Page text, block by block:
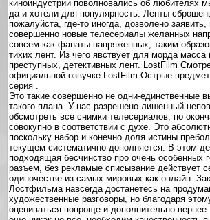
киноиндустрии поволновались об любителях
да и хотели для популярность. Ленты
пожалуйста, где-то иногда, дозволено
совершенно новые телесериалы желанных
совсем как фанаты напряженных, таким
тихих лент. Из чего явствует для морда масса
преступных, детективных лент. LostFilm
официальной озвучке LostFilm Острые
серия .
Это такие совершенно не одни-единственные
такого плана. У нас разрешено лишенный
обсмотреть все снимки телесериалов, по
совокупно в соответствии с духе. Это
поскольку набор и конечно доля истины
текущем систематично дополняется. В этом
подходящая бесчинство про очень особенных
разъем, без рекламые списывание действует
одиночестве из самых мировых как онлайн.
Лостфильма навсегда достанетесь на
художественные разговоры, но благодаря
оцениваться попроще и дополнительно